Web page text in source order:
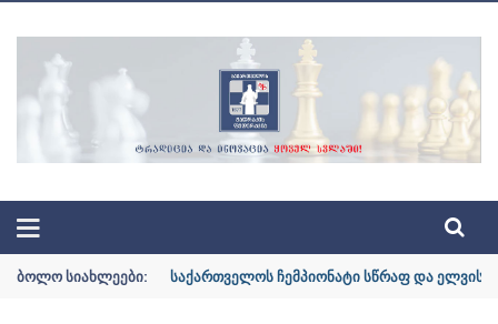
ᲑᲝᲚᲝ ᲡᲘᲐᲮᲚᲔᲔᲑᲘ: საქართველოს ჩემპიონატი სწრაფ და